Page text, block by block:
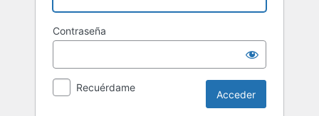
Contraseña
Recuérdame